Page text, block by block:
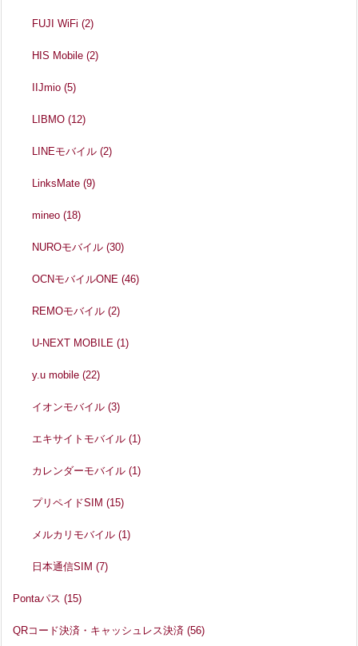
FUJI WiFi(2)
HIS Mobile(2)
IIJmio(5)
LIBMO(12)
LINEモバイル(2)
LinksMate(9)
mineo(18)
NUROモバイル(30)
OCNモバイルONE(46)
REMOモバイル(2)
U-NEXT MOBILE(1)
y.u mobile(22)
イオンモバイル(3)
エキサイトモバイル(1)
カレンダーモバイル(1)
プリペイドSIM(15)
メルカリモバイル(1)
日本通信SIM(7)
Pontaパス (15)
QRコード決済・キャッシュレス決済 (56)